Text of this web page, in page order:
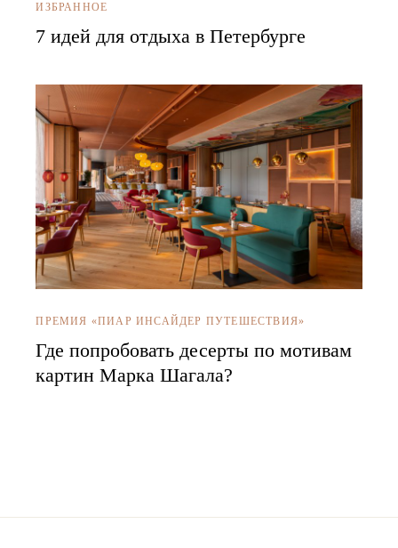
ИЗБРАННОЕ
7 идей для отдыха в Петербурге
ПРЕМИЯ «ПИАР ИНСАЙДЕР ПУТЕШЕСТВИЯ»
Где попробовать десерты по мотивам
картин Марка Шагала?